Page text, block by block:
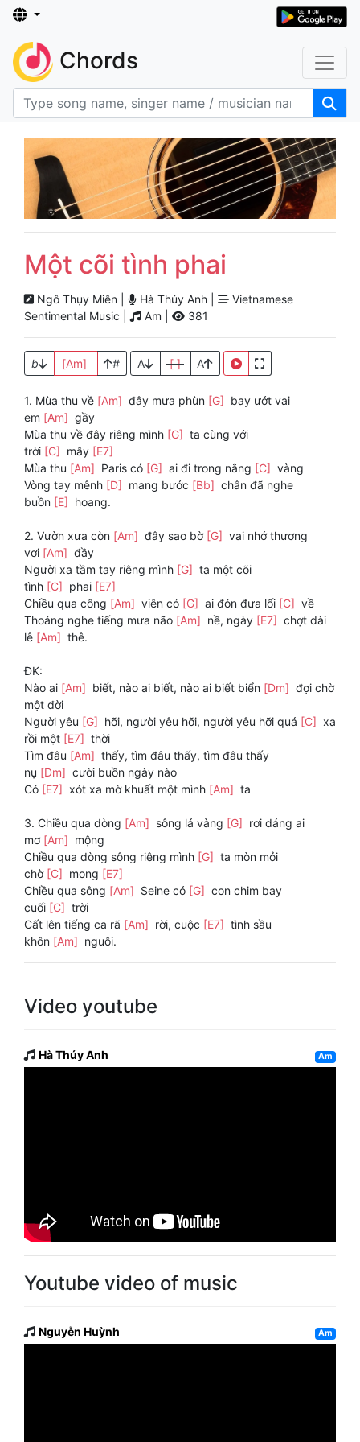
Chords
Một cõi tình phai
Ngô Thụy Miên | Hà Thúy Anh |
Vietnamese
Sentimental Music |
Am | 381
b [Am] # A [ ] A
1. Mùa thu về [Am] đây mưa phùn [G] bay ướt vai
em [Am] gầy
Mùa thu về đây riêng mình [G] ta cùng với
trời [C] mây [E7]
Mùa thu [Am] Paris có [G] ai đi trong nắng [C] vàng
Vòng tay mênh [D] mang bước [Bb] chân đã nghe
buồn [E] hoang.
2. Vườn xưa còn [Am] đây sao bờ [G] vai nhớ thương
vơi [Am] đầy
Người xa tầm tay riêng mình [G] ta một cõi
tình [C] phai [E7]
Chiều qua công [Am] viên có [G] ai đón đưa lối [C] về
Thoáng nghe tiếng mưa não [Am] nề, ngày [E7] chợt dài
lê [Am] thê.
ĐK:
Nào ai [Am] biết, nào ai biết, nào ai biết biển [Dm] đợi chờ
một đời
Người yêu [G] hỡi, người yêu hỡi, người yêu hỡi quá [C] xa
rồi một [E7] thời
Tìm đâu [Am] thấy, tìm đâu thấy, tìm đâu thấy
nụ [Dm] cười buồn ngày nào
Có [E7] xót xa mờ khuất một mình [Am] ta
3. Chiều qua dòng [Am] sông lá vàng [G] rơi dáng ai
mơ [Am] mộng
Chiều qua dòng sông riêng mình [G] ta mòn mỏi
chờ [C] mong [E7]
Chiều qua sông [Am] Seine có [G] con chim bay
cuối [C] trời
Cất lên tiếng ca rã [Am] rời, cuộc [E7] tình sầu
khôn [Am] nguôi.
Video youtube
Hà Thúy Anh Am
Youtube video of music
Nguyễn Huỳnh Am